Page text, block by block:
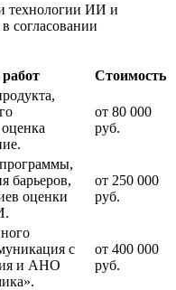
технологии ИИ и
согласовании
Стоимость
от 80 000
руб.
барьеров,
оценки
от 250 000
руб.
с
и АНО
от 400 000
руб.